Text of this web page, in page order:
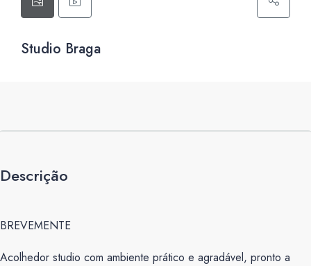
Studio Braga
Descrição
BREVEMENTE
Acolhedor studio com ambiente prático e agradável, pronto a